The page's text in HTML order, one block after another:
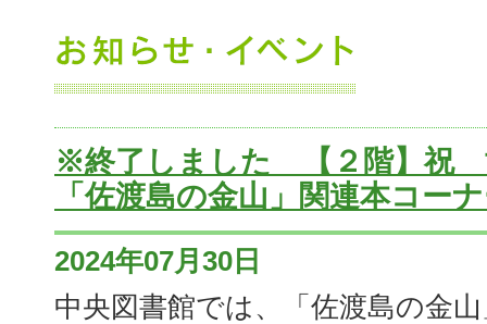
※終了しました 【２階】祝
「佐渡島の金山」関連本コー
2024年07月30日
中央図書館では、「佐渡島の金